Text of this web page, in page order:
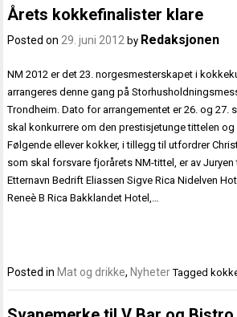
Årets kokkefinalister klare
Posted on 29. juni 2012 by Redaksjonen
NM 2012 er det 23. norgesmesterskapet i
arrangeres denne gang på
Trondheim. Dato for arrangementet er 26. og 27.
skal konkurrere om den prestisjetunge tittelen og
Følgende ellever kokker, i tillegg til utfordrer
som skal forsvare fjorårets NM-tittel, er av Juryen
Etternavn Bedrift Eliassen Sigve Rica Nidelven
Reneè B Rica Bakklandet Hotel,…
Posted in Mat og drikke, Nyheter Tagged